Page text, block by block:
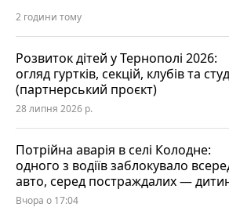
2 години тому
Розвиток дітей у Тернополі 2026:
огляд гуртків, секцій, клубів та
(партнерський проєкт)
28 липня 2026 р.
Потрійна аварія в селі Колодне:
одного з водіїв заблокувало
авто, серед постраждалих —
Вчора о 17:04